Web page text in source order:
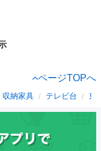
ページTOPへ
収納家具 テレビ台 東